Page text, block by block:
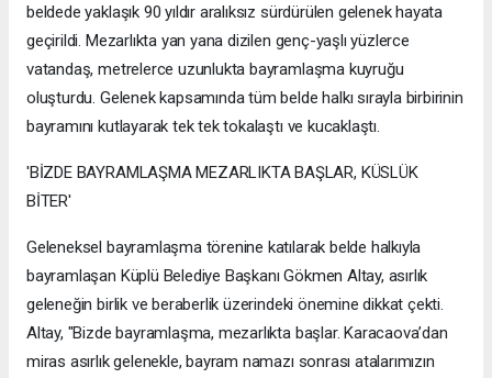
beldede yaklaşık 90 yıldır aralıksız sürdürülen gelenek hayata
geçirildi. Mezarlıkta yan yana dizilen genç-yaşlı yüzlerce
vatandaş, metrelerce uzunlukta bayramlaşma kuyruğu
oluşturdu. Gelenek kapsamında tüm belde halkı sırayla birbirinin
bayramını kutlayarak tek tek tokalaştı ve kucaklaştı.
'BİZDE BAYRAMLAŞMA MEZARLIKTA BAŞLAR, KÜSLÜK
BİTER'
Geleneksel bayramlaşma törenine katılarak belde halkıyla
bayramlaşan Küplü Belediye Başkanı Gökmen Altay, asırlık
geleneğin birlik ve beraberlik üzerindeki önemine dikkat çekti.
Altay, "Bizde bayramlaşma, mezarlıkta başlar. Karacaova’dan
miras asırlık gelenekle, bayram namazı sonrası atalarımızın